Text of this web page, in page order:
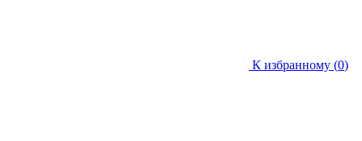
К избранному (0)